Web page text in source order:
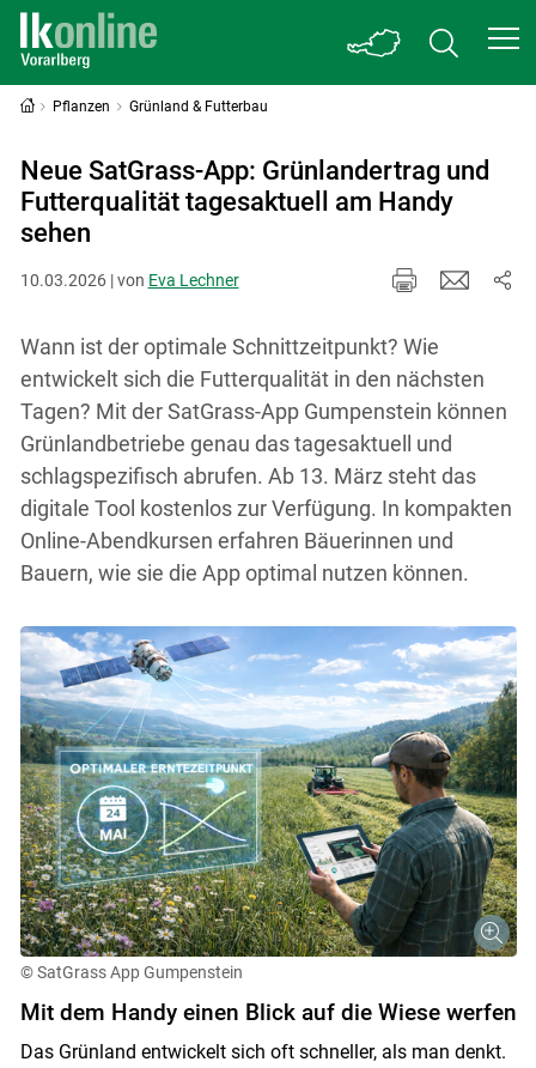
Pflanzen Grünland & Futterbau
Neue SatGrass-App: Grünlandertrag und
Futterqualität tagesaktuell am Handy
sehen
10.03.2026 | von Eva Lechner
Wann ist der optimale Schnittzeitpunkt? Wie
entwickelt sich die Futterqualität in den nächsten
Tagen? Mit der SatGrass-App Gumpenstein können
Grünlandbetriebe genau das tagesaktuell und
schlagspezifisch abrufen. Ab 13. März steht das
digitale Tool kostenlos zur Verfügung. In kompakten
Online-Abendkursen erfahren Bäuerinnen und
Bauern, wie sie die App optimal nutzen können.
© SatGrass App Gumpenstein
Mit dem Handy einen Blick auf die Wiese werfen
Das Grünland entwickelt sich oft schneller, als man denkt.